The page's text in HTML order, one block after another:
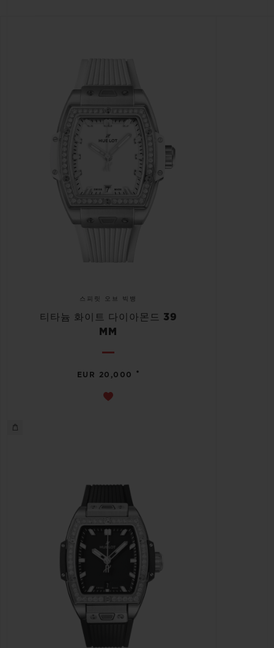
스피릿 오브 빅뱅
티타늄 화이트 다이아몬드 39
MM
EUR 20,000 •